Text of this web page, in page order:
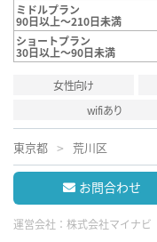
ミドルプラン
90日以上～210日未満
ショートプラン
30日以上～90日未満
女性向け
wifiあり
東京都 荒川区
お問合わせ
運営会社： 株式会社マイナビ